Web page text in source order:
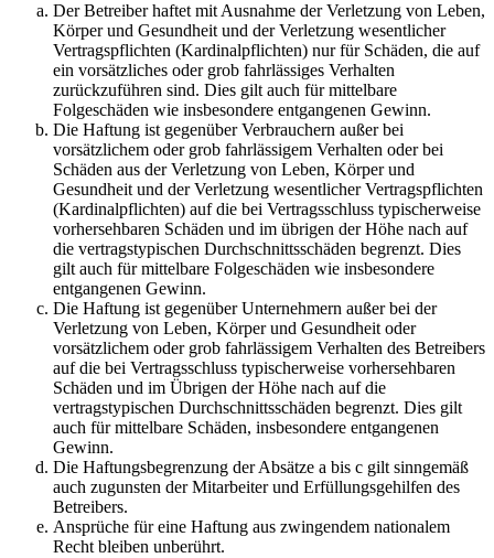
Der Betreiber haftet mit Ausnahme der Verletzung von Leben,
Körper und Gesundheit und der Verletzung wesentlicher
Vertragspflichten (Kardinalpflichten) nur für Schäden, die auf
ein vorsätzliches oder grob fahrlässiges Verhalten
zurückzuführen sind. Dies gilt auch für mittelbare
Folgeschäden wie insbesondere entgangenen Gewinn.
Die Haftung ist gegenüber Verbrauchern außer bei
vorsätzlichem oder grob fahrlässigem Verhalten oder bei
Schäden aus der Verletzung von Leben, Körper und
Gesundheit und der Verletzung wesentlicher Vertragspflichten
(Kardinalpflichten) auf die bei Vertragsschluss typischerweise
vorhersehbaren Schäden und im übrigen der Höhe nach auf
die vertragstypischen Durchschnittsschäden begrenzt. Dies
gilt auch für mittelbare Folgeschäden wie insbesondere
entgangenen Gewinn.
Die Haftung ist gegenüber Unternehmern außer bei der
Verletzung von Leben, Körper und Gesundheit oder
vorsätzlichem oder grob fahrlässigem Verhalten des Betreibers
auf die bei Vertragsschluss typischerweise vorhersehbaren
Schäden und im Übrigen der Höhe nach auf die
vertragstypischen Durchschnittsschäden begrenzt. Dies gilt
auch für mittelbare Schäden, insbesondere entgangenen
Gewinn.
Die Haftungsbegrenzung der Absätze a bis c gilt sinngemäß
auch zugunsten der Mitarbeiter und Erfüllungsgehilfen des
Betreibers.
Ansprüche für eine Haftung aus zwingendem nationalem
Recht bleiben unberührt.